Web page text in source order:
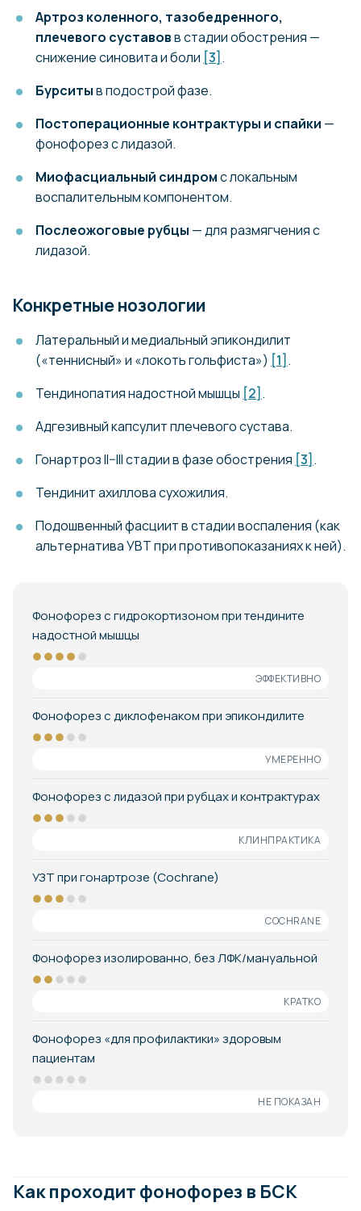
Артроз коленного, тазобедренного,
плечевого суставовв стадии обострения —
снижение синовита и боли [3] .
Бурситыв подострой фазе.
Постоперационные контрактуры и спайки —
фонофорез с лидазой.
Миофасциальный синдромс локальным
воспалительным компонентом.
Послеожоговые рубцы — для размягчения с
лидазой.
Конкретные нозологии
Латеральный и медиальный эпикондилит
(«теннисный» и «локоть гольфиста») [1] .
Тендинопатия надостной мышцы [2] .
Адгезивный капсулит плечевого сустава.
Гонартроз II–III стадии в фазе обострения [3] .
Тендинит ахиллова сухожилия.
Подошвенный фасциит в стадии воспаления (как
альтернатива УВТ при противопоказаниях к ней).
Фонофорез с гидрокортизоном при тендините
надостной мышцы
●●●● ●
ЭФФЕКТИВНО
Фонофорез с диклофенаком при эпикондилите
●●● ●●
УМЕРЕННО
Фонофорез с лидазой при рубцах и контрактурах
●●● ●●
КЛИНПРАКТИКА
УЗТ при гонартрозе (Cochrane)
●●● ●●
COCHRANE
Фонофорез изолированно, без ЛФК/мануальной
●● ●●●
КРАТКО
Фонофорез «для профилактики» здоровым
пациентам
●●●●●
НЕ ПОКАЗАН
Как проходит фонофорез в БСК